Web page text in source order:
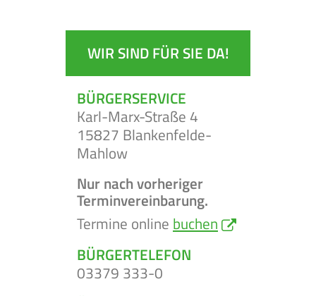
WIR SIND FÜR SIE DA!
BÜRGERSERVICE
Karl-Marx-Straße 4
15827 Blankenfelde-
Mahlow
Nur nach vorheriger
Terminvereinbarung.
Termine online buchen
BÜRGERTELEFON
03379 333-0